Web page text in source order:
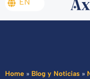
Home » Blog y Noticias »